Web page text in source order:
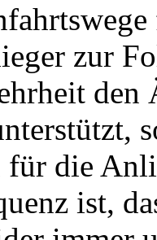
zur
für die
ist,